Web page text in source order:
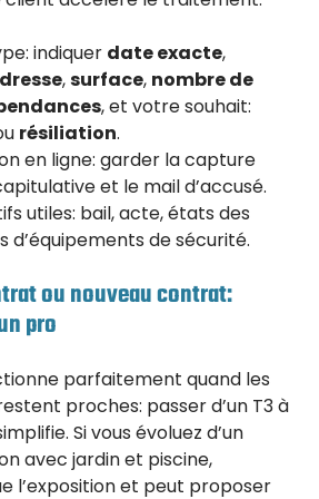
indiquer date exacte,
,surface, nombre de
, et votre souhait:
résiliation.
en ligne: garder la capture
et le mail d’accusé.
utiles: bail, acte, états des
d’équipements de sécurité.
ou nouveau contrat:
pro
parfaitement quand les
proches: passer d’un T3 à
Si vous évoluez d’un
avec jardin et piscine,
l’exposition et peut proposer